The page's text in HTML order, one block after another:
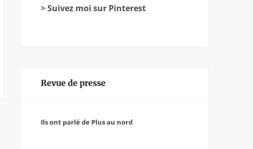
> Suivez moi sur Pinterest
Revue de presse
Ils ont parlé de Plus au nord